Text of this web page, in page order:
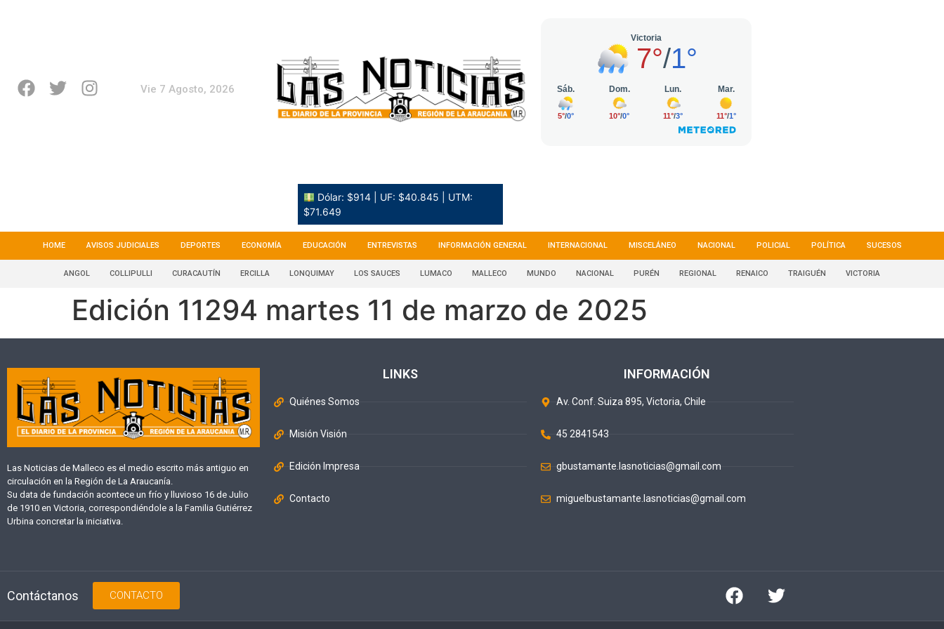
Vie 7 Agosto, 2026
Dólar: $914 | UF: $40.845 | UTM:
$71.649
HOME AVISOS JUDICIALES DEPORTES ECONOMÍA EDUCACIÓN ENTREVISTAS INFORMACIÓN GENERAL INTERNACIONAL MISCELÁNEO NACIONAL POLICIAL POLÍTICA SUCESOS
ANGOL COLLIPULLI CURACAUTÍN ERCILLA LONQUIMAY LOS SAUCES LUMACO MALLECO MUNDO NACIONAL PURÉN REGIONAL RENAICO TRAIGUÉN VICTORIA
Edición 11294 martes 11 de marzo de 2025
Las Noticias de Malleco es el medio escrito más antiguo en
circulación en la Región de La Araucanía.
Su data de fundación acontece un frío y lluvioso 16 de Julio
de 1910 en Victoria, correspondiéndole a la Familia Gutiérrez
Urbina concretar la iniciativa.
LINKS
Quiénes Somos
Misión Visión
Edición Impresa
Contacto
INFORMACIÓN
Av. Conf. Suiza 895, Victoria, Chile
45 2841543
gbustamante.lasnoticias@gmail.com
miguelbustamante.lasnoticias@gmail.com
Contáctanos CONTACTO